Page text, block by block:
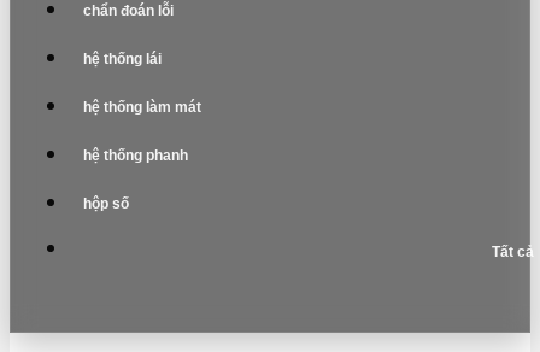
chẩn đoán lỗi
hệ thống lái
hệ thống làm mát
hệ thống phanh
hộp số
Tất cả